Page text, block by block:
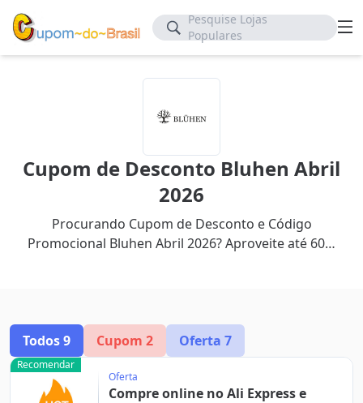
Pesquise Lojas
Populares
Cupom de Desconto Bluhen Abril
2026
Procurando Cupom de Desconto e Código
Promocional Bluhen Abril 2026? Aproveite até 60%
Todos9 Cupom 2 Oferta 7
Recomendar
Oferta
Compre online no Ali Express e